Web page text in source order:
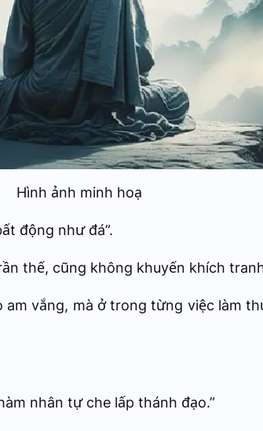
Hình ảnh minh hoạ
động như đá”.
thế, cũng không khuyến khích
am vắng, mà ở trong từng việc làm
nhân tự che lấp thánh đạo.”